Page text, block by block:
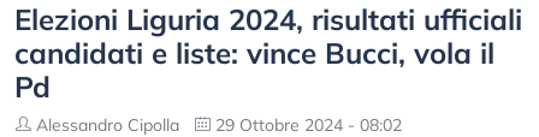
Elezioni Liguria 2024, risultati ufficiali
candidati e liste: vince Bucci, vola il
Pd
Alessandro Cipolla 29 Ottobre 2024 - 08:02